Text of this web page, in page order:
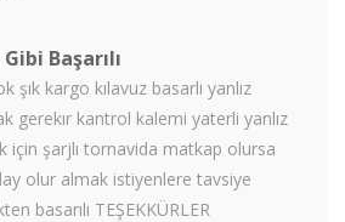
Başarılı
şık kargo kılavuz basarlı yanlız
gerekır kantrol kalemi yaterli yanlız
için şarjlı tornavida matkap olursa
olur almak istiyenlere tavsiye
basarılı TEŞEKKÜRLER